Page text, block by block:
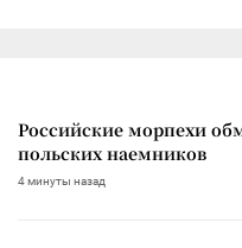
Российские морпехи
польских наемников
4 минуты назад